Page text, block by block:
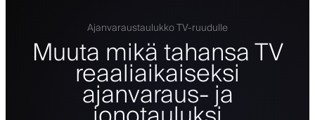
Ajanvaraustaulukko TV-ruudulle
Muuta mikä tahansa TV
reaaliaikaiseksi
ajanvaraus- ja